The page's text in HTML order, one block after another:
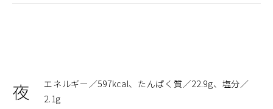
夜 エネルギー 597kcal たんぱく質 22.9g
塩分
2.1g